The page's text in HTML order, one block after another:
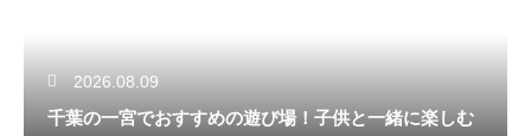
2026.08.09
千葉の一宮でおすすめの遊び場！子供と一緒に楽しむ